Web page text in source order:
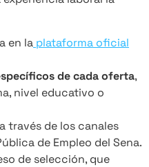
en la plataforma oficial
de cada oferta,
nivel educativo o
través de los canales
de Empleo del Sena.
de selección, que